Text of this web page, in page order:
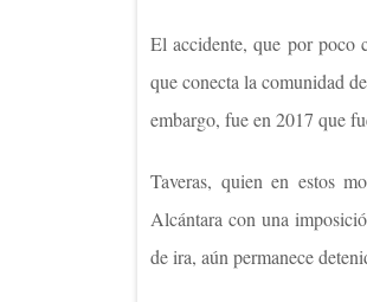
El accidente, quepor poco
que conecta la comunidad
embargo, fue en 2017 que
Taveras, quien en estos
Alcántara con una
de ira, aún permanece